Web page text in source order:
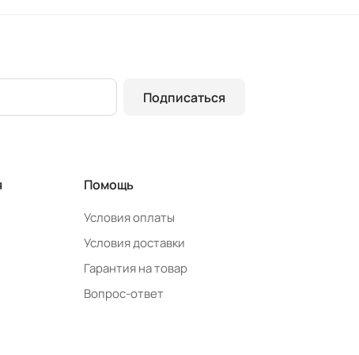
Подписаться
Помощь
Условия оплаты
Условия доставки
Гарантия на товар
Вопрос-ответ